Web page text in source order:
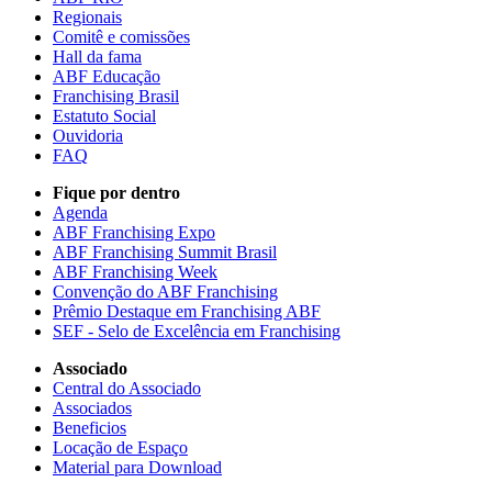
Regionais
Comitê e comissões
Hall da fama
ABF Educação
Franchising Brasil
Estatuto Social
Ouvidoria
FAQ
Fique por dentro
Agenda
ABF Franchising Expo
ABF Franchising Summit Brasil
ABF Franchising Week
Convenção do ABF Franchising
Prêmio Destaque em Franchising ABF
SEF - Selo de Excelência em Franchising
Associado
Central do Associado
Associados
Beneficios
Locação de Espaço
Material para Download